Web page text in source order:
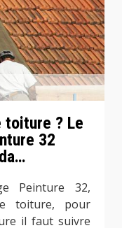
toiture ? Le
32
Peinture 32,
toiture, pour
il faut suivre